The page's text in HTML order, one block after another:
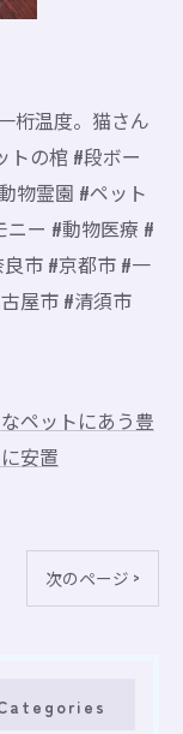
桁温度。猫さん
トの棺 #段ボー
物霊園 #ペット
ー #動物医療 #
市 #京都市 #一
屋市 #清須市
ペットにあう豊
安置
次のページ >